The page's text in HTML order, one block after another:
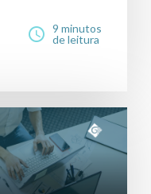
9 minutos
de leitura